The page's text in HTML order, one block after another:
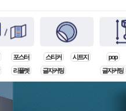
포스터
리플렛
스티커
시트지
글자커팅
pop
글자커팅